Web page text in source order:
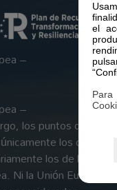
el
Para
–
–
los puntos de vista y
los del autor
los de la Unión
Ni la Unión Europea ni